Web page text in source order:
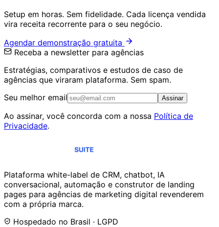
Setup em horas. Sem fidelidade. Cada licença vendida
vira receita recorrente para o seu negócio.
Agendar demonstração gratuita
Receba a newsletter para agências
Estratégias, comparativos e estudos de caso de
agências que viraram plataforma. Sem spam.
Seu melhor email
Assinar
Ao assinar, você concorda com a nossa Política de
Privacidade.
Plataforma white-label de CRM, chatbot, IA
conversacional, automação e construtor de landing
pages para agências de marketing digital revenderem
com a própria marca.
Hospedado no Brasil · LGPD